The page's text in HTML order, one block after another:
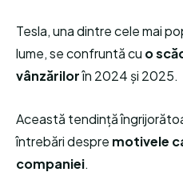
Tesla, una dintre cele mai
lume, se confruntă cu o
vânzărilorîn 2024 și 2025.
Această tendință
întrebări despre motivele
companiei.